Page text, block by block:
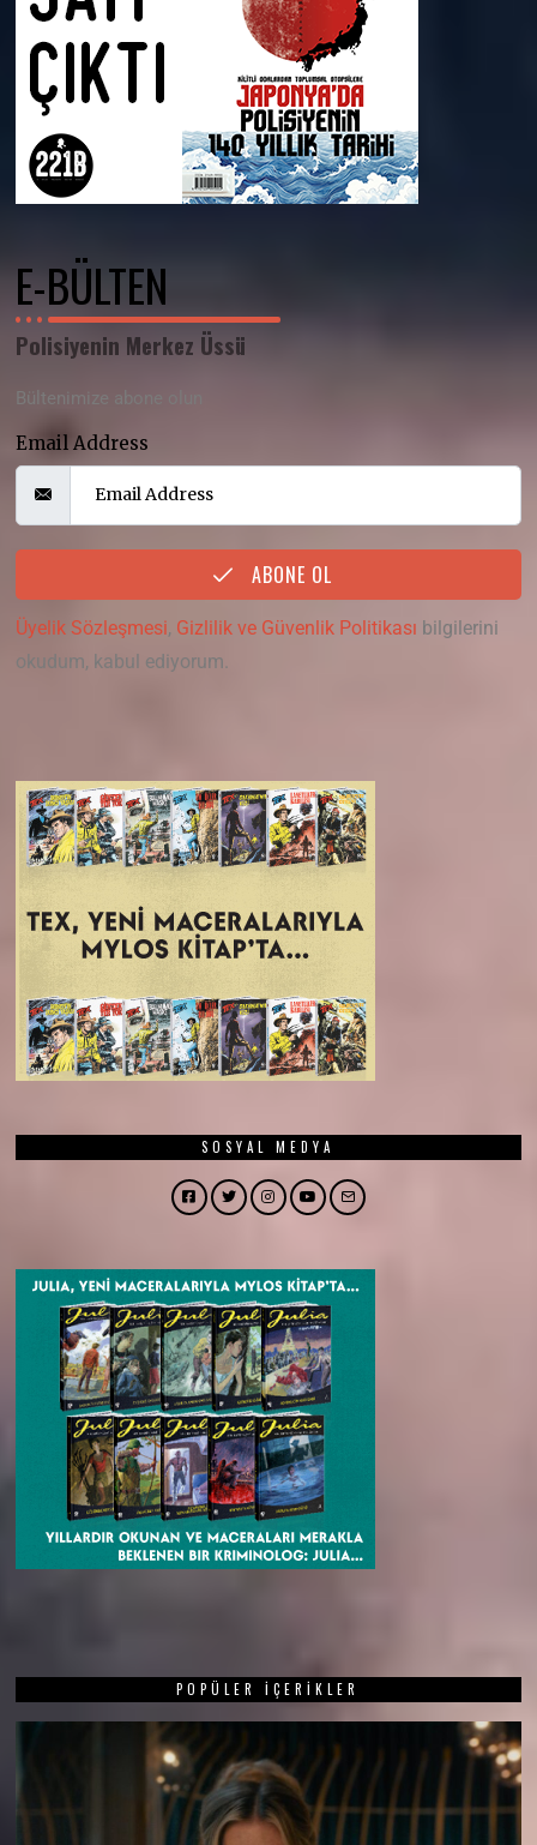
E-BÜLTEN
Polisiyenin Merkez Üssü
Bültenimize abone olun
Email Address
ABONE OL
Üyelik Sözleşmesi, Gizlilik ve Güvenlik Politikası bilgilerini
okudum, kabul ediyorum.
SOSYAL MEDYA
Facebook
TwitterInstagram
YouTubeEmail
POPÜLER İÇERIKLER